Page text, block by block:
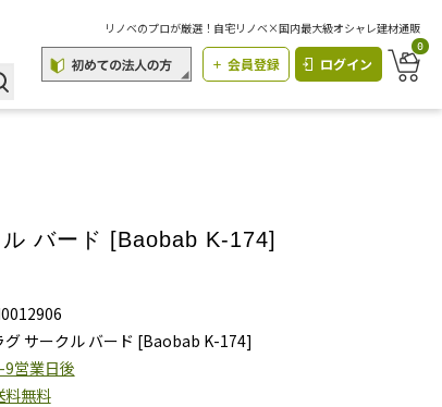
リノベのプロが厳選！自宅リノベ×国内最大級オシャレ建材通販
会員登録 ログイン
0
バード [Baobab K-174]
グ サークル バード [Baobab K-174]
9営業日後
料無料